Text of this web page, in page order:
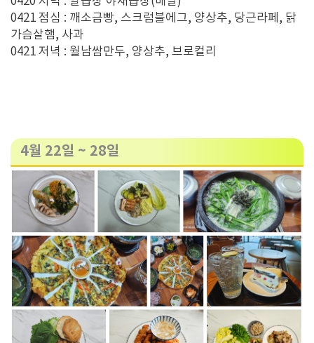
0421 점심 : 깨소금빵, 스크럼블에그, 양상추, 당근라페, 닭
가슴살햄, 사과
0421 저녁 : 월남쌈만두, 양상추, 브로컬리
4월 22일 ~ 28일